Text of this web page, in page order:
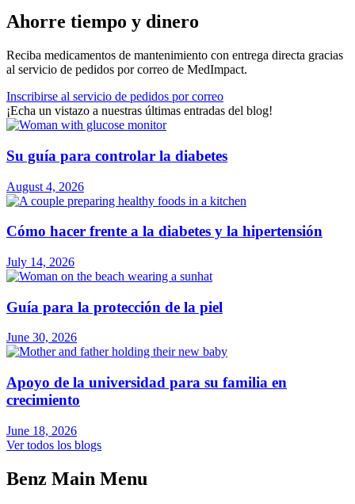
Ahorre tiempo y dinero
Reciba medicamentos de mantenimiento con entrega directa gracias
al servicio de pedidos por correo de MedImpact.
Inscribirse al servicio de pedidos por correo
¡Echa un vistazo a nuestras últimas entradas del blog!
Su guía para controlar la diabetes
August 4, 2026
Cómo hacer frente a la diabetes y la hipertensión
July 14, 2026
Guía para la protección de la piel
June 30, 2026
Apoyo de la universidad para su familia en
crecimiento
June 18, 2026
Ver todos los blogs
Benz Main Menu